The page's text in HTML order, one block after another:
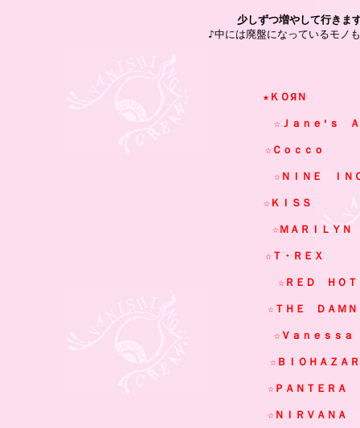
少しずつ増やして行きま
♪中には廃盤になっているモノ
★
☆Ｊａｎｅ'
☆Ｃ
☆ＮＩＮＥ
☆Ｋ
☆ＭＡＲＩ
☆Ｔ
☆ＲＥＤ　ＨＯ
☆ＴＨＥ
☆Ｖａｎｅ
☆ＢＩ
☆ＰＡ
☆ＮＩ